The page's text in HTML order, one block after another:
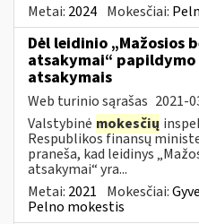
Metai: 2024 Mokesčiai:
Dėl leidinio „Mažosios
atsakymai“ papildymo
atsakymais
Web turinio sąrašas 2021-
Valstybinė mokesčių
Respublikos finansų
praneša, kad leidinys
atsakymai“ yra...
Metai: 2021 Mokesčiai:
Pelno mokestis